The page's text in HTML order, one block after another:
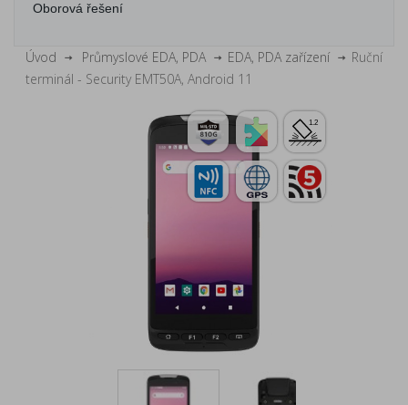
Oborová řešení
Úvod Průmyslové EDA, PDA EDA, PDA zařízení
Ruční
terminál - Security EMT50A, Android 11